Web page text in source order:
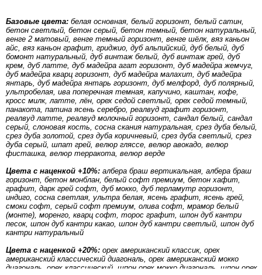
Базовые цвета: белая основная, белый горизонт, белый сатин,
бетон светлый, бетон серый, бетон темный, бетон натуральный,
венге 2 матовый, венге темный горизонт, венге шёлк, вяз каньон
айс, вяз каньон графит, гриджио, дуб альпийский, дуб белый, дуб
бомонт натуральный, дуб винтаж белый, дуб винтаж грей, дуб
крем, дуб латте, дуб мадейра агат горизонт, дуб мадейра жемчуг,
дуб мадейра кварц горизонт, дуб мадейра малахит, дуб мадейра
янтарь, дуб мадейра янтарь горизонт, дуб мелфорд, дуб полярный,
ультробелая, ива поперечная темная, капучино, каштан, кофе,
кросс милк, латте, лён, орех седой светлый, орех седой темный,
панакота, патина ясень серебро, реалвуд графит горизонт,
реалвуд латте, реалвуд молочный горизонт, сандал белый, сандал
серый, слоновая кость, сосна скания натуральная, срез дуба белый,
срез дуба золотой, срез дуба коричневый, срез дуба светлый, срез
дуба серый, шпат грей, велюр гляссе, велюр авокадо, велюр
фисташка, велюр терракота, велюр верде
Цвета с наценкой +10%: албера браш вертикальная, албера браш
горизонт, бетон монблан, белый софт премиум, бетон хафит,
графит, дарк грей софт, дуб мокко, дуб перламутр горизонт,
индиго, сосна светлая, ультра белая, ясень графит, ясень грей,
смоки софт, серый софт премиум, олива софт, мрамор белый
(монте), моренго, кварц софт, торос графит, шпон дуб кантри
песок, шпон дуб кантри какао, шпон дуб кантри светлый, шпон дуб
кантри натуральный
Цвета с наценкой +20%: орех американский классик, орех
американский классический диагональ, орех американский мокко
диагональ, орех классический, шпон орех мокко диагональ, шпон орех